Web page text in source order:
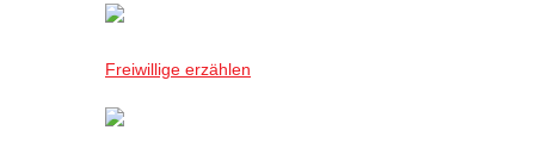
Freiwillige erzählen